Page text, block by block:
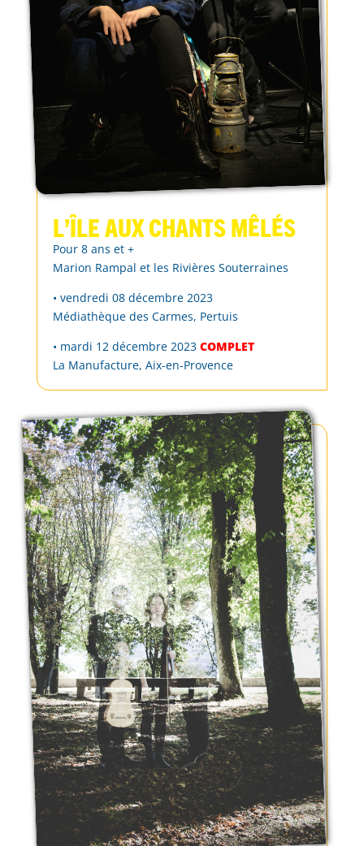
L’Île aux chants mêlés
Pour 8 ans et +
Marion Rampal et les Rivières Souterraines
• vendredi 08 décembre 2023
Médiathèque des Carmes, Pertuis
• mardi 12 décembre 2023 COMPLET
La Manufacture, Aix-en-Provence